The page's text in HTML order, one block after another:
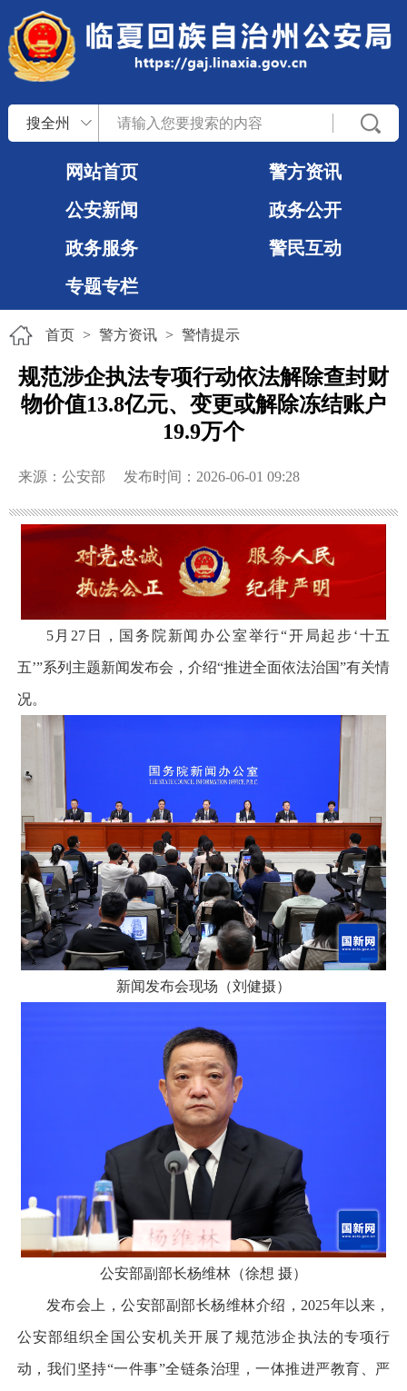
搜全州
网站首页
警方资讯
公安新闻
政务公开
政务服务
警民互动
专题专栏
首页 > 警方资讯 > 警情提示
规范涉企执法专项行动依法解除查封财
物价值13.8亿元、变更或解除冻结账户
19.9万个
来源：公安部 发布时间：2026-06-01 09:28
5月27日，国务院新闻办公室举行“开局起步‘十五
五’”系列主题新闻发布会，介绍“推进全面依法治国”有关情
况。
新闻发布会现场（刘健摄）
公安部副部长杨维林（徐想 摄）
发布会上，公安部副部长杨维林介绍，2025年以来，
公安部组织全国公安机关开展了规范涉企执法的专项行
动，我们坚持“一件事”全链条治理，一体推进严教育、严